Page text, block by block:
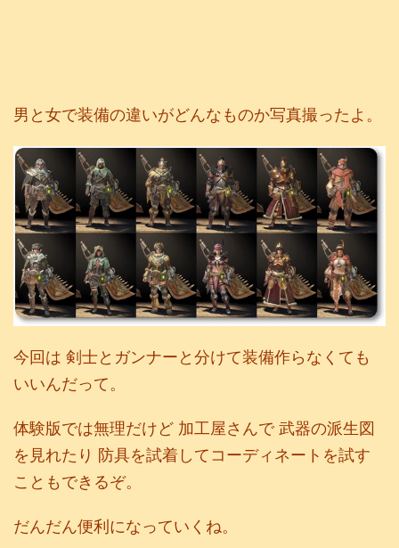
男と女で装備の違いがどんなものか写真撮ったよ。
今回は 剣士とガンナーと分けて装備作らなくても
いいんだって。
体験版では無理だけど 加工屋さんで 武器の派生図
を見れたり 防具を試着してコーディネートを試す
こともできるぞ。
だんだん便利になっていくね。